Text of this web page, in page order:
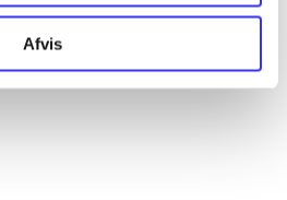
Afvis